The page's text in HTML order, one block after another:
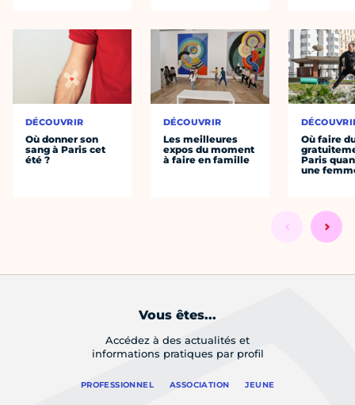
DÉCOUVRIR
Où donner son
sang à Paris cet
été ?
DÉCOUVRIR
Les meilleures
expos du moment
à faire en famille
Où faire
Paris
une
Vous êtes...
Accédez à des actualités et
informations pratiques par profil
PROFESSIONNEL ASSOCIATION JEUNE